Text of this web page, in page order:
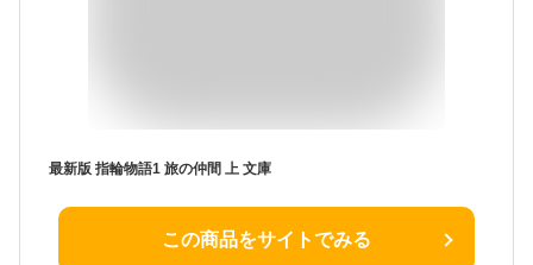
最新版 指輪物語1 旅の仲間 上 文庫
この商品をサイトでみる